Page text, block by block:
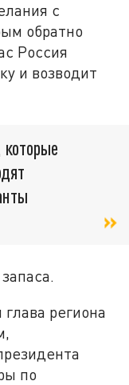
с
обратно
Россия
и возводит
региона
по